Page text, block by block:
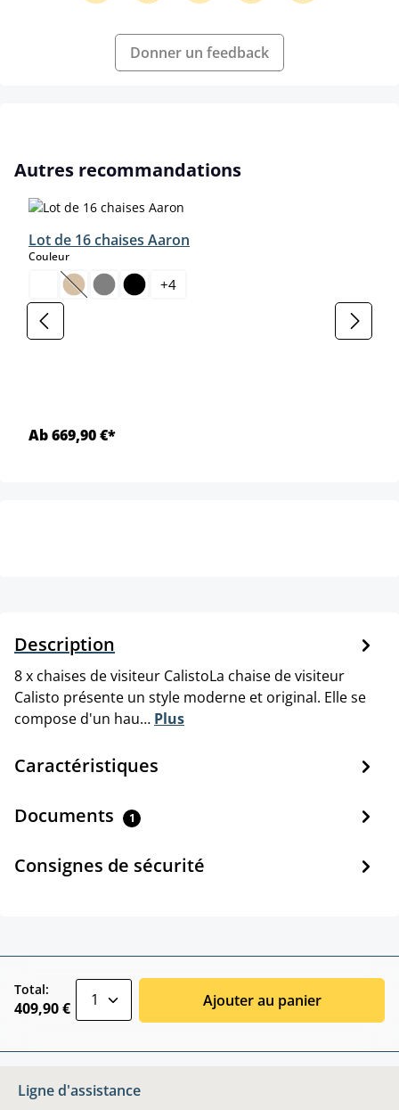
Donner un feedback
Ignorer la galerie de produits
Autres recommandations
Lot de 16 chaises Aaron
Couleurselect
(Cette option n'est pas disponible pour le moment.)
+4
Ab 669,90 €*
Description
8 x chaises de visiteur CalistoLa chaise de visiteur
Calisto présente un style moderne et original. Elle se
compose d'un hau… Plus
Caractéristiques
Documents 1
Consignes de sécurité
Total:
409,90 € Ajouter au panier
Ligne d'assistance